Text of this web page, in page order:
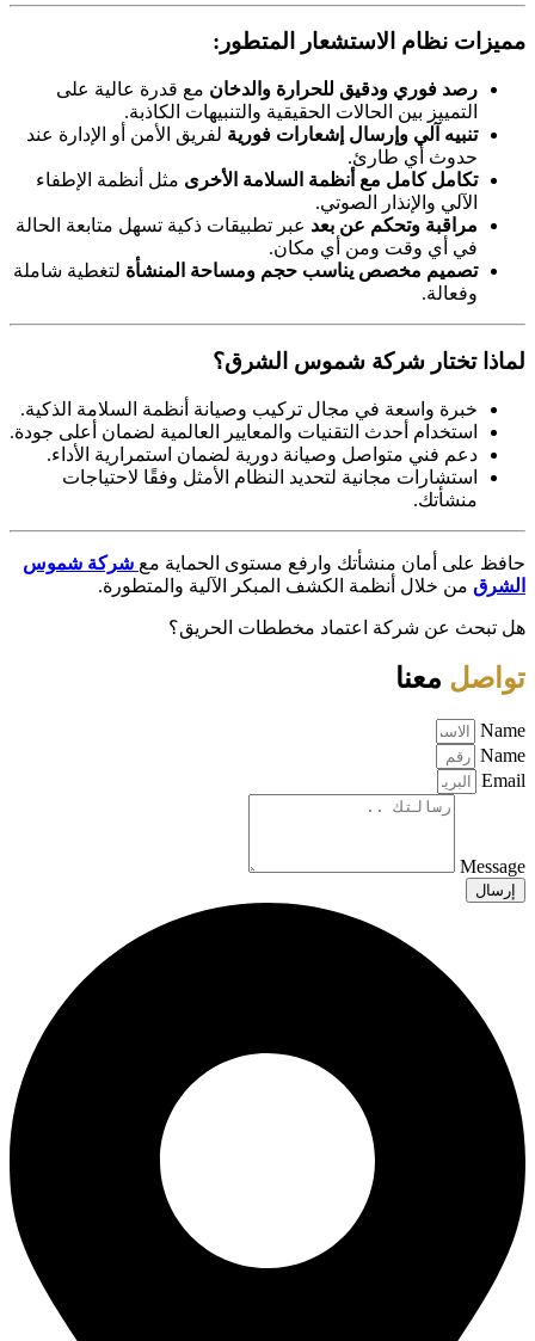
مميزات نظام الاستشعار المتطور:
رصد فوري ودقيق للحرارة والدخان مع قدرة عالية على
التمييز بين الحالات الحقيقية والتنبيهات الكاذبة.
تنبيه آلي وإرسال إشعارات فورية لفريق الأمن أو الإدارة عند
حدوث أي طارئ.
تكامل كامل مع أنظمة السلامة الأخرى مثل أنظمة الإطفاء
الآلي والإنذار الصوتي.
مراقبة وتحكم عن بعد عبر تطبيقات ذكية تسهل متابعة الحالة
في أي وقت ومن أي مكان.
تصميم مخصص يناسب حجم ومساحة المنشأة لتغطية شاملة
وفعالة.
لماذا تختار شركة شموس الشرق؟
خبرة واسعة في مجال تركيب وصيانة أنظمة السلامة الذكية.
استخدام أحدث التقنيات والمعايير العالمية لضمان أعلى جودة.
دعم فني متواصل وصيانة دورية لضمان استمرارية الأداء.
استشارات مجانية لتحديد النظام الأمثل وفقًا لاحتياجات
منشأتك.
حافظ على أمان منشأتك وارفع مستوى الحماية مع شركة شموس
الشرق من خلال أنظمة الكشف المبكر الآلية والمتطورة.
هل تبحث عن شركة اعتماد مخططات الحريق؟
تواصل معنا
Name
Name
Email
Message
إرسال